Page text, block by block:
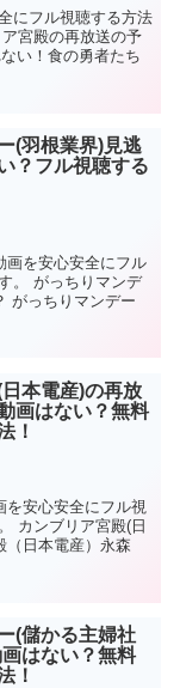
にフル視聴する方法
宮殿の再放送の予
い！食の勇者たち
(羽根業界)見逃
？フル視聴する
画を安心安全にフル
。 がっちりマンデ
がっちりマンデー
本電産)の再放
画はない？無料
！
を安心安全にフル視
カンブリア宮殿(日
（日本電産）永森
(儲かる主婦社
はない？無料
！